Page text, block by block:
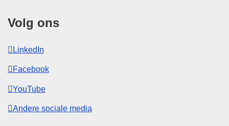
Volg ons
LinkedIn
Facebook
YouTube
Andere sociale media